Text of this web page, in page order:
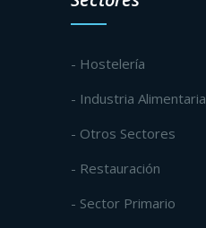
- Hostelería
- Industria Alimentaria
- Otros Sectores
- Restauración
- Sector Primario